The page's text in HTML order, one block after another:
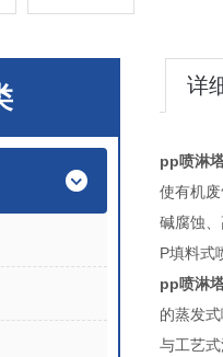
详
pp喷淋
使有机
碱腐蚀
P填料式
pp喷淋
的蒸发
与工艺